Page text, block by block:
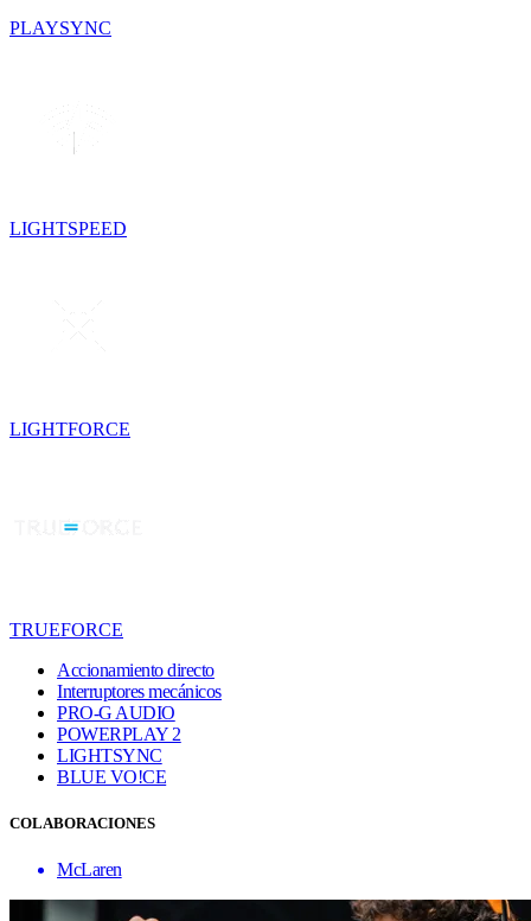
PLAYSYNC
LIGHTSPEED
LIGHTFORCE
TRUEFORCE
Accionamiento directo
Interruptores mecánicos
PRO-G AUDIO
POWERPLAY 2
LIGHTSYNC
BLUE VO!CE
COLABORACIONES
McLaren